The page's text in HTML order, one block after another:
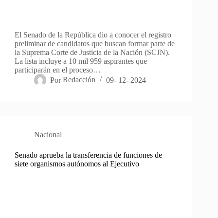
El Senado de la República dio a conocer el registro
preliminar de candidatos que buscan formar parte de
la Suprema Corte de Justicia de la Nación (SCJN).
La lista incluye a 10 mil 959 aspirantes que
participarán en el proceso…
Por Redacción 09- 12- 2024
Nacional
Senado aprueba la transferencia de funciones de
siete organismos autónomos al Ejecutivo